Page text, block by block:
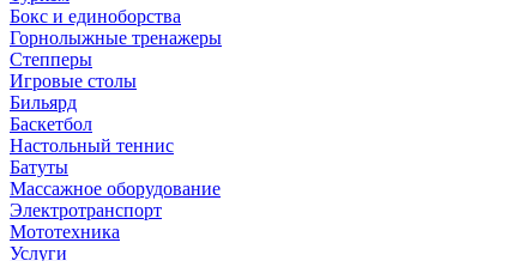
Бокс и единоборства
Горнолыжные тренажеры
Степперы
Игровые столы
Бильярд
Баскетбол
Настольный теннис
Батуты
Массажное оборудование
Электротранспорт
Мототехника
Услуги